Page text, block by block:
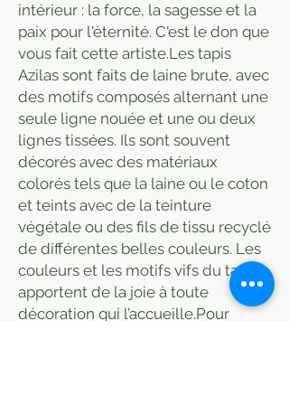
intérieur : la force, la sagesse et la
paix pour l'éternité. C'est le don que
vous fait cette artiste.Les tapis
Azilas sont faits de laine brute, avec
des motifs composés alternant une
seule ligne nouée et une ou deux
lignes tissées. Ils sont souvent
décorés avec des matériaux
colorés tels que la laine ou le coton
et teints avec de la teinture
végétale ou des fils de tissu recyclé
de différentes belles couleurs. Les
couleurs et les motifs vifs du tapis
apportent de la joie à toute
décoration qui l’accueille.Pour